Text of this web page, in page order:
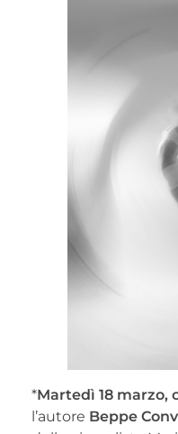
*Martedì 18 marzo,
l’autore Beppe